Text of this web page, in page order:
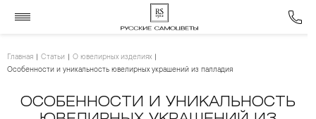
Главная Статьи
О ювелирных изделиях
Особенности и уникальность ювелирных украшений из палладия
ОСОБЕННОСТИ И УНИКАЛЬНОСТЬ